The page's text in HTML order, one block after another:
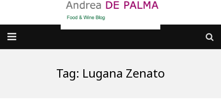
Tag: Lugana Zenato